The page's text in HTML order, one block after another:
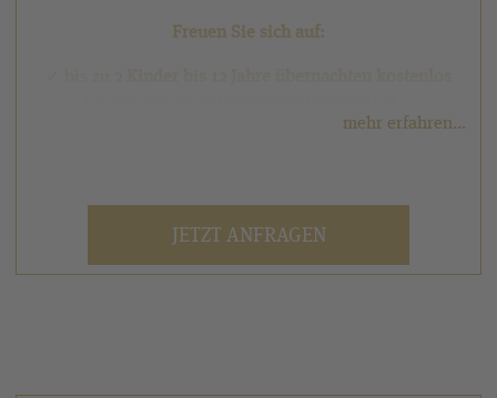
Freuen Sie sich auf:
Schmallenberg (einmaliger Eintritt)
✓ Ermäßigter Eintritt ins SauerlandBad in Bad
Fredeburg oder ins Wellenfreibad Schmallenberg,
mehr erfahren...
JETZT ANFRAGEN